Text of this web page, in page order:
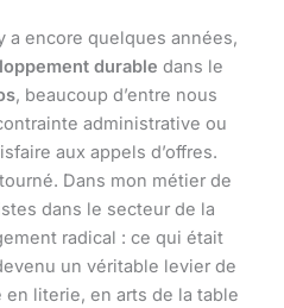
a encore quelques années,
durable dans le
, beaucoup d’entre nous
administrative ou
aux appels d’offres.
Dans mon métier de
dans le secteur de la
radical : ce qui était
un véritable levier de
literie, en arts de la table